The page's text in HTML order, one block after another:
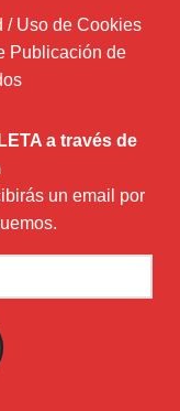
/ Uso de Cookies
Publicación de
a través de
un email por